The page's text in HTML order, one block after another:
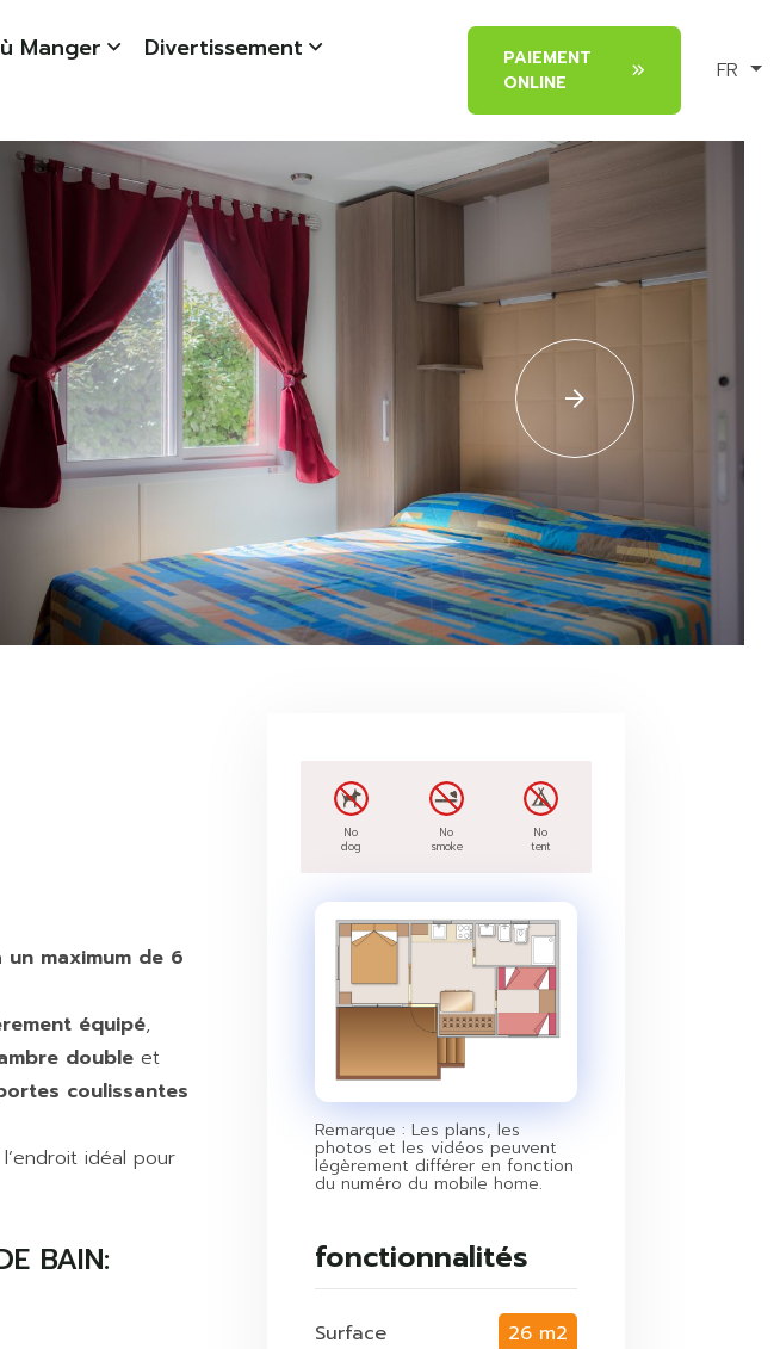
Manger
Divertissement
PAIEMENT
ONLINE
FR
un maximum de 6
équipé,
double et
coulissantes
idéal pour
BAIN:
No
dog
No
smoke
No
tent
Remarque : Les plans, les
photos et les vidéos peuvent
légèrement différer en fonction
du numéro du mobile home.
fonctionnalités
Surface 26 m2